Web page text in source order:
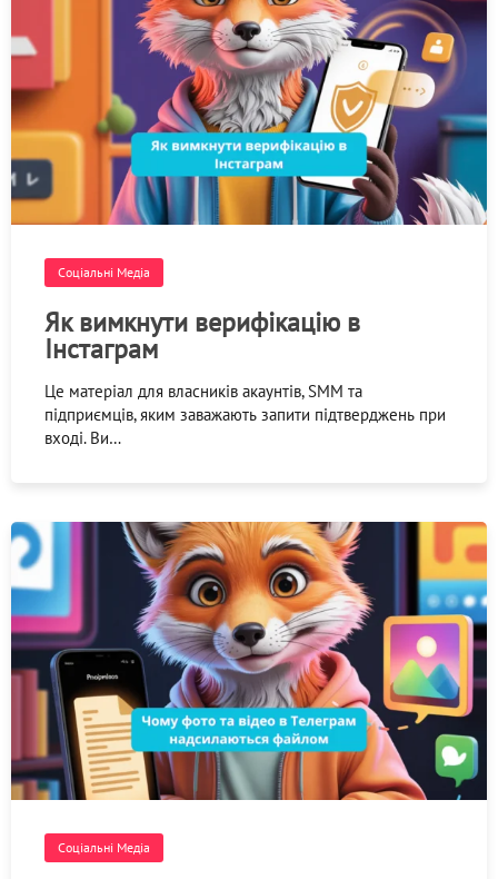
Соціальні Медіа
Як вимкнути верифікацію в
Інстаграм
Це матеріал для власників акаунтів, SMM та
підприємців, яким заважають запити підтверджень при
вході. Ви…
Соціальні Медіа